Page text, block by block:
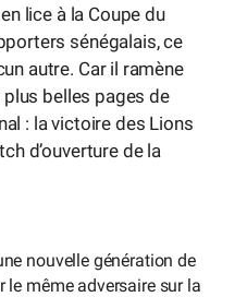
lice à la Coupe du
sénégalais, ce
autre. Car il ramène
plus belles pages de
: la victoire des Lions
d’ouverture de la
nouvelle génération de
le même adversaire sur la